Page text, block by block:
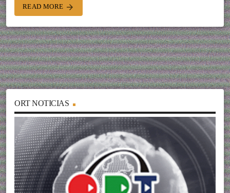
READ MORE arrow_forward
ORT NOTICIAS